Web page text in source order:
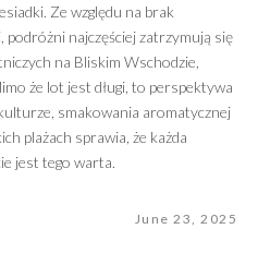
June 23, 2025
Ze względu na brak
podróżni najczęściej zatrzymują się
na Bliskim Wschodzie,
że lot jest długi, to perspektywa
smakowania aromatycznej
plażach sprawia, że każda
jest tego warta.